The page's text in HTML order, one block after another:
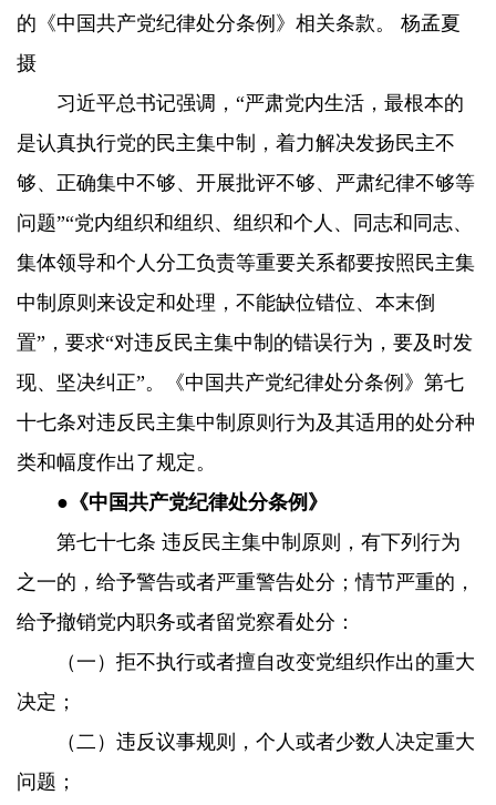
的《中国共产党纪律处分条例》相关条款。 杨孟夏
摄
习近平总书记强调，“严肃党内生活，最根本的
是认真执行党的民主集中制，着力解决发扬民主不
够、正确集中不够、开展批评不够、严肃纪律不够等
问题”“党内组织和组织、组织和个人、同志和同志、
集体领导和个人分工负责等重要关系都要按照民主集
中制原则来设定和处理，不能缺位错位、本末倒
置”，要求“对违反民主集中制的错误行为，要及时发
现、坚决纠正”。《中国共产党纪律处分条例》第七
十七条对违反民主集中制原则行为及其适用的处分种
类和幅度作出了规定。
●《中国共产党纪律处分条例》
第七十七条 违反民主集中制原则，有下列行为
之一的，给予警告或者严重警告处分；情节严重的，
给予撤销党内职务或者留党察看处分：
（一）拒不执行或者擅自改变党组织作出的重大
决定；
（二）违反议事规则，个人或者少数人决定重大
问题；